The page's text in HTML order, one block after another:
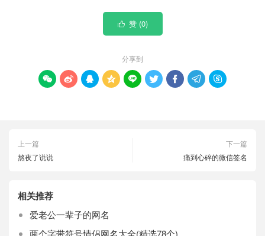
 赞 (0)
分享到
        
上一篇
熬夜了说说
下一篇
痛到心碎的微信签名
相关推荐
爱老公一辈子的网名
两个字带符号情侣网名大全(精选78个)